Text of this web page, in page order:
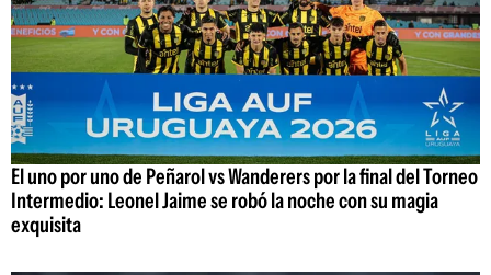
El uno por uno de Peñarol vs Wanderers por la final del Torneo
Intermedio: Leonel Jaime se robó la noche con su magia
exquisita